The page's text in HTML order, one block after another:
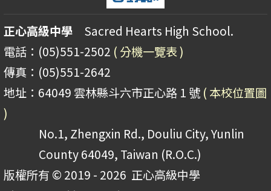
正心高級中學 Sacred Hearts High School.
電話：(05)551-2502 ( 分機一覽表 )
傳真：(05)551-2642
地址：64049 雲林縣斗六市正心路 1 號 ( 本校位置圖
)
No.1, Zhengxin Rd., Douliu City, Yunlin
County 64049, Taiwan (R.O.C.)
版權所有 © 2019 - 2026 正心高級中學